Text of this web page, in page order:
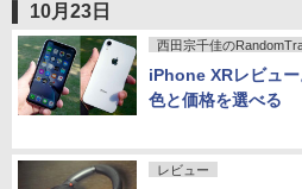
10月23日
西田宗千佳の
iPhone XRレビュ
色と価格を選べる
レビュー